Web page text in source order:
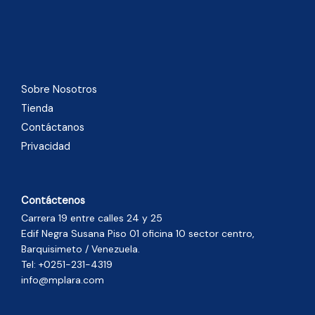
Sobre Nosotros
Tienda
Contáctanos
Privacidad
Contáctenos
Carrera 19 entre calles 24 y 25
Edif Negra Susana Piso 01 oficina 10 sector centro,
Barquisimeto / Venezuela.
Tel: +0251-231-4319
info@mplara.com